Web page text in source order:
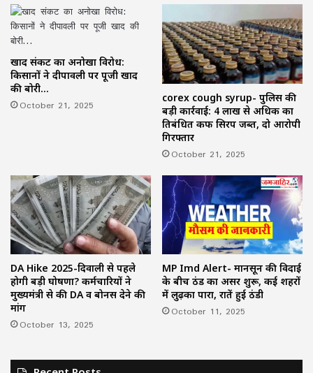
खाद संकट का अनोखा विरोध:
किसानों ने दीपावली पर पूजी खाद
की बोरी…
October 21, 2025
corex cough syrup- पुलिस की
बड़ी कार्रवाई: 4 लाख से अधिक का
प्रतिबंधित कफ सिरप जब्त, दो आरोपी
गिरफ्तार
October 21, 2025
DA Hike 2025-दिवाली से पहले
होगी बड़ी घोषणा? कर्मचारियों ने
मुख्यमंत्री से की DA व बोनस देने की
मांग
October 13, 2025
MP Imd Alert- मानसून की विदाई
के बीच ठंड का असर शुरू, कई शहरों
में लुढ़का पारा, रातें हुई ठंडी
October 11, 2025